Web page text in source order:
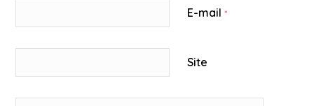
E-mail*
Site